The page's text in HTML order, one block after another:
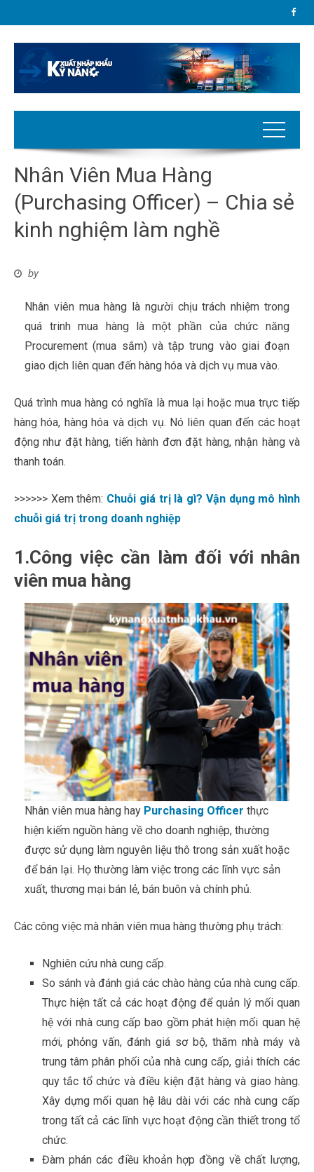
Nhân Viên Mua Hàng
(Purchasing Officer) – Chia sẻ
kinh nghiệm làm nghề
by
Nhân viên mua hàng là người chịu trách nhiệm trong
quá trinh mua hàng là một phần của chức năng
Procurement (mua sắm) và tập trung vào giai đoạn
giao dịch liên quan đến hàng hóa và dịch vụ mua vào.
Quá trình mua hàng có nghĩa là mua lại hoặc mua trực tiếp
hàng hóa, hàng hóa và dịch vụ. Nó liên quan đến các hoạt
động như đặt hàng, tiến hành đơn đặt hàng, nhận hàng và
thanh toán.
>>>>>> Xem thêm: Chuỗi giá trị là gì? Vận dụng mô hình
chuỗi giá trị trong doanh nghiệp
1.Công việc cần làm đối với nhân
viên mua hàng
Nhân viên mua hàng hay Purchasing Officer thực
hiện kiếm nguồn hàng về cho doanh nghiệp, thường
được sử dụng làm nguyên liệu thô trong sản xuất hoặc
để bán lại. Họ thường làm việc trong các lĩnh vực sản
xuất, thương mại bán lẻ, bán buôn và chính phủ.
Các công việc mà nhân viên mua hàng thường phụ trách:
Nghiên cứu nhà cung cấp.
So sánh và đánh giá các chào hàng của nhà cung cấp.
Thực hiện tất cả các hoạt động để quản lý mối quan
hệ với nhà cung cấp bao gồm phát hiện mối quan hệ
mới, phỏng vấn, đánh giá sơ bộ, thăm nhà máy và
trung tâm phân phối của nhà cung cấp, giải thích các
quy tắc tổ chức và điều kiện đặt hàng và giao hàng.
Xây dựng mối quan hệ lâu dài với các nhà cung cấp
trong tất cả các lĩnh vực hoạt động cần thiết trong tổ
chức.
Đàm phán các điều khoản hợp đồng về chất lượng,